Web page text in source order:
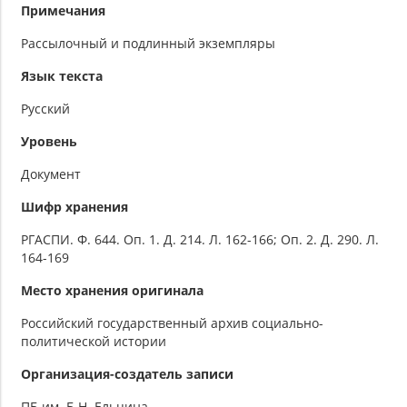
Примечания
Рассылочный и подлинный экземпляры
Язык текста
Русский
Уровень
Документ
Шифр хранения
РГАСПИ. Ф. 644. Оп. 1. Д. 214. Л. 162-166; Оп. 2. Д. 290. Л.
164-169
Место хранения оригинала
Российский государственный архив социально-
политической истории
Организация-создатель записи